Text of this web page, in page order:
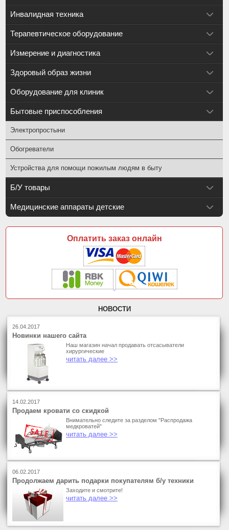
Инвалидная техника
Терапевтическое оборудование
Измерение и диагностика
Здоровый образ жизни
Оборудование для клиник
Бытовые приспособления
Электропростыни
Обогреватели
Устройства для помощи пожилым людям в быту
Б/У товары
Медицинские аппараты детские
Оплатить заказ онлайн
НОВОСТИ
26.04.2017
Новинки нашего сайта
Наш магазин начал продавать отсасыватели
хирургические
читать далее >>
14.02.2017
Продаем кровати со скидкой
Внимательно следите за разделом "Распродажа
медкроватей"
читать далее >>
06.02.2017
Продолжаем дарить подарки покупателям б/у техники
Заходите и смотрите!
читать далее >>